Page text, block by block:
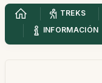
TREKS
INFORMACIÓN